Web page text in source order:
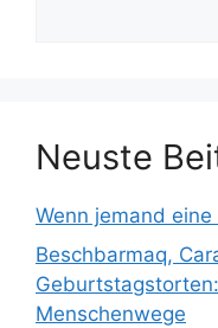
Neuste
Wenn jemand
Beschbarmaq,
Menschenwege